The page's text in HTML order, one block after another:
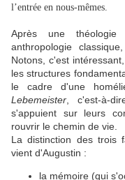
l’entrée en nous-mêmes.
Après une
anthropologie
Notons, c'est
les structures
le cadre d'une
Lebemeister , c'est-à-
s'appuient sur leurs
rouvrir le chemin de vie.
La distinction des trois
vient d'Augustin :
la mémoire (qui